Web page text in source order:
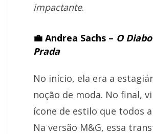
impactante.
💼 Andrea Sachs – O
Prada
No início, ela era a
noção de moda. No final,
ícone de estilo que todos
Na versão M&G, essa